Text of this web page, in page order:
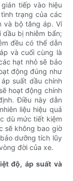
tiếp vào hiệu
trạng của các
và bộ tăng áp. Ví
bị nhiễm bẩn;
đều có thể dẫn
và cuối cùng là
hạt nhỏ sẽ bảo
động đúng như
suất dầu chính
hoạt động chính
Điều này dẫn
liệu hiệu quả
dù mức tiết kiệm
sẽ không bao giờ
dưỡng tích lũy
đời của xe.
độ, áp suất và